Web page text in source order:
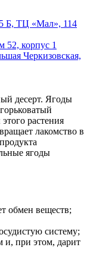
Б, ТЦ «Мал», 114
52, корпус 1
Черкизовская,
десерт. Ягоды
растения
лакомство в
ягоды
обмен веществ;
систему;
и, при этом, дарит